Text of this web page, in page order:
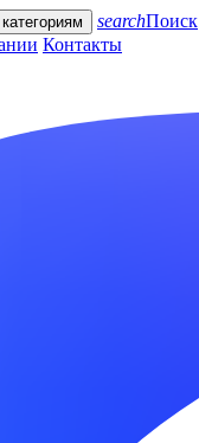
searchПоиск
Контакты